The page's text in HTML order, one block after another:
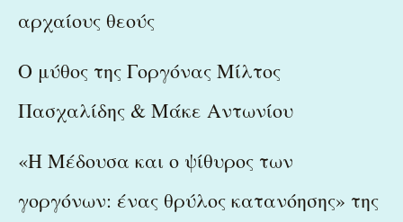
αρχαίους θεούς
Ο μύθος της Γοργόνας Μίλτος
Πασχαλίδης & Μάκε Αντωνίου
«Η Μέδουσα και ο ψίθυρος των
γοργόνων: ένας θρύλος κατανόησης» της